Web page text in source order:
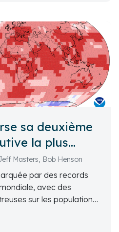
sa deuxième
la plus
enregistrée
Jan 2025 - Jean Albert, Jeff Masters, Bob Henson
par des records
avec des
sur les populations
extrêmes qui ont